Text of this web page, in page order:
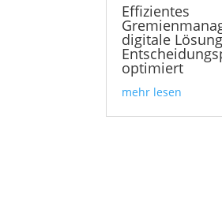
Effizientes
digitale
optimiert
mehr lesen